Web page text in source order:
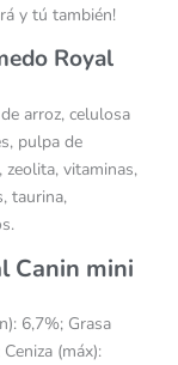
y tú también!
Royal
arroz, celulosa
pulpa de
zeolita, vitaminas,
taurina,
Canin mini
6,7%; Grasa
(máx):